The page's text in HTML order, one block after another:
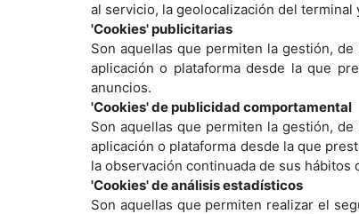
al servicio, la geolocalización del
'Cookies' publicitarias
Son aquellas que permiten la gestión,
aplicación o plataforma desde la que
anuncios.
'Cookies' de publicidad comportamental
Son aquellas que permiten la gestión,
aplicación o plataforma desde la que
la observación continuada de sus
'Cookies' de análisis estadísticos
Son aquellas que permiten realizar el